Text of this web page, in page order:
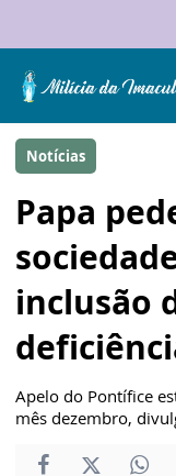
Notícias
Papa
inclusão
Apelo do Pontífice
mês dezembro,